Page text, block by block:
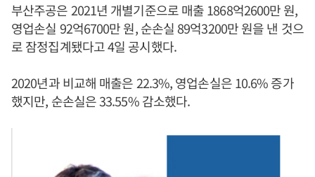
부산주공은 2021년 개별기준으로 매출 1868억2600만 원,
영업손실 92억6700만 원, 순손실 89억3200만 원을 낸 것으
로 잠정집계됐다고 4일 공시했다.
2020년과 비교해 매출은 22.3%, 영업손실은 10.6% 증가
했지만, 순손실은 33.55% 감소했다.